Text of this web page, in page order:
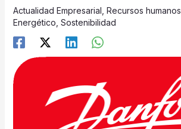
Actualidad Empresarial Recursos humanos
Energético Sostenibilidad